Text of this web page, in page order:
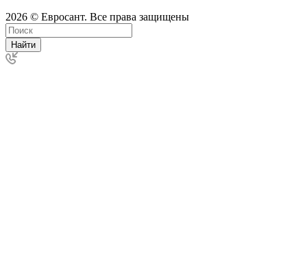
2026 © Евросант. Все права защищены
Найти